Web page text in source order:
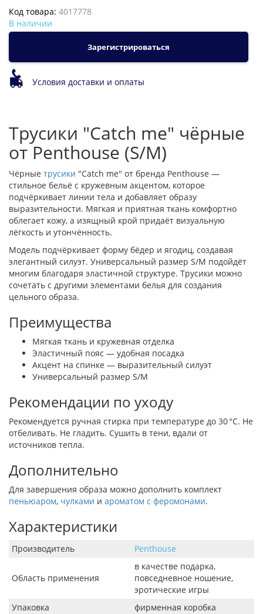
Код товара: 4017778
В наличии
Зарегистрироваться
Условия доставки и оплаты
Трусики "Catch me" чёрные
от Penthouse (S/M)
Чёрные трусики "Catch me" от бренда Penthouse —
стильное бельё с кружевным акцентом, которое
подчёркивает линии тела и добавляет образу
выразительности. Мягкая и приятная ткань комфортно
облегает кожу, а изящный крой придаёт визуальную
лёгкость и утончённость.
Модель подчёркивает форму бёдер и ягодиц, создавая
элегантный силуэт. Универсальный размер S/M подойдёт
многим благодаря эластичной структуре. Трусики можно
сочетать с другими элементами белья для создания
цельного образа.
Преимущества
Мягкая ткань и кружевная отделка
Эластичный пояс — удобная посадка
Акцент на спинке — выразительный силуэт
Универсальный размер S/M
Рекомендации по уходу
Рекомендуется ручная стирка при температуре до 30 °C. Не
отбеливать. Не гладить. Сушить в тени, вдали от
источников тепла.
Дополнительно
Для завершения образа можно дополнить комплект
пеньюаром, чулками и ароматом с феромонами.
Характеристики
Производитель Penthouse
Область применения
в качестве подарка,
повседневное ношение,
эротические игры
Упаковка
фирменная коробка